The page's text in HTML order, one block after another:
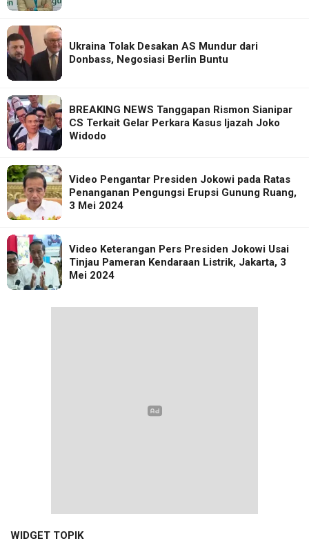
Ukraina Tolak Desakan AS Mundur dari
Donbass, Negosiasi Berlin Buntu
BREAKING NEWS Tanggapan Rismon Sianipar
CS Terkait Gelar Perkara Kasus Ijazah Joko
Widodo
Video Pengantar Presiden Jokowi pada Ratas
Penanganan Pengungsi Erupsi Gunung Ruang,
3 Mei 2024
Video Keterangan Pers Presiden Jokowi Usai
Tinjau Pameran Kendaraan Listrik, Jakarta, 3
Mei 2024
WIDGET TOPIK